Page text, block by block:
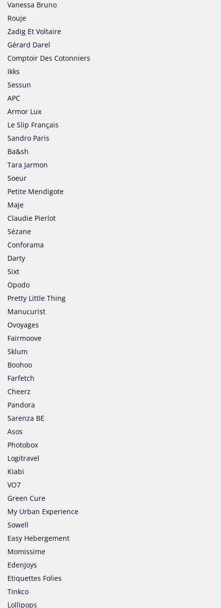
Vanessa Bruno
Rouje
Zadig Et Voltaire
Gérard Darel
Comptoir Des Cotonniers
Ikks
Sessun
APC
Armor Lux
Le Slip Français
Sandro Paris
Ba&sh
Tara Jarmon
Soeur
Petite Mendigote
Maje
Claudie Pierlot
Sézane
Conforama
Darty
Sixt
Opodo
Pretty Little Thing
Manucurist
Ovoyages
Fairmoove
Sklum
Boohoo
Farfetch
Cheerz
Pandora
Sarenza BE
Asos
Photobox
Logitravel
Kiabi
VO7
Green Cure
My Urban Experience
Sowell
Easy Hebergement
Momissime
EdenJoys
Etiquettes Folies
Tinkco
Lollipops